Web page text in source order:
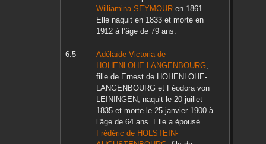
WilliaminaSEYMOURen 1861.
Elle naquit en 1833et morte en
1912à l’âge de 79 ans.
Adélaïde Victoriade
HOHENLOHE-LANGENBOURG,
fille de Ernestde HOHENLOHE-
LANGENBOURGet Féodoravon
LEININGEN, naquit le 20 juillet
1835et morte le 25 janvier 1900à
l’âge de 64 ans. Elle a épousé
Frédéric de HOLSTEIN-